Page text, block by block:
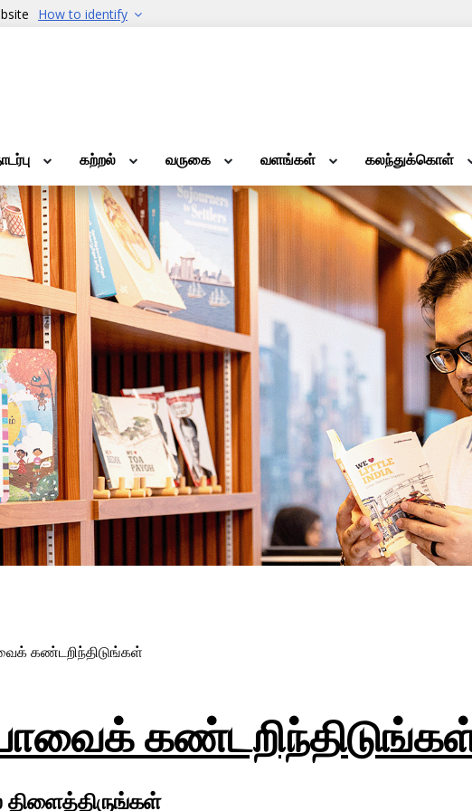
How to identify
கற்றல் வருகை வளங்கள் கலந்துக்கொள்
கண்டறிந்திடுங்கள்
திளைத்திருங்கள்